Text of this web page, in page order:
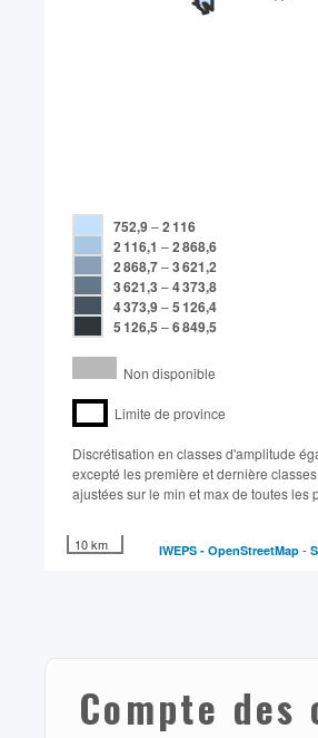
752,9–2 116
2 116,1 –2 868,6
2 868,7–3 621,2
3 621,3 –4 373,8
4 373,9–5 126,4
5 126,5 –6 849,5
Non disponible
Limite de province
Discrétisation en classes d'amplitude
excepté les première et dernière classes
ajustées sur le min et max de toutes les
10 km IWEPS - OpenStreetMap -
Compte des